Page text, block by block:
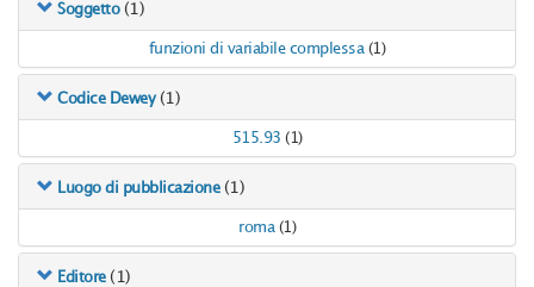
Soggetto (1)
funzioni di variabile complessa (1)
Codice Dewey (1)
515.93 (1)
Luogo di pubblicazione (1)
roma (1)
Editore (1)